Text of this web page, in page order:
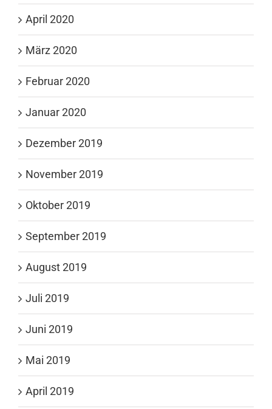
April 2020
März 2020
Februar 2020
Januar 2020
Dezember 2019
November 2019
Oktober 2019
September 2019
August 2019
Juli 2019
Juni 2019
Mai 2019
April 2019